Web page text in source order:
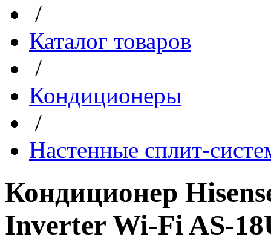
/
Каталог товаров
/
Кондиционеры
/
Настенные сплит-
Кондиционер
Inverter Wi-Fi AS-